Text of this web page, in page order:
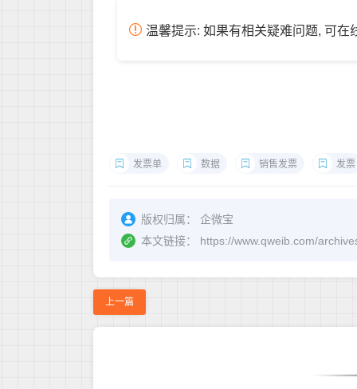
温馨提示: 如果有相关疑难问题, 可在
发票单 数据 销售发票 发票
版权归属：
企微宝
本文链接：
https://www.qweib.com/
上一篇